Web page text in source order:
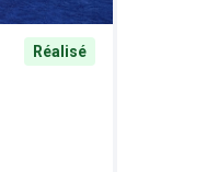
Réalisé